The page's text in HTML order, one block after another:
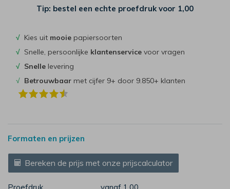
Tip: bestel een echte proefdruk voor 1,00
√ Kies uit mooie papiersoorten
√ Snelle, persoonlijke klantenservice voor vragen
√ Snelle levering
√ Betrouwbaar met cijfer 9+ door 9.850+ klanten
Formaten en prijzen
Bereken de prijs met onze prijscalculator